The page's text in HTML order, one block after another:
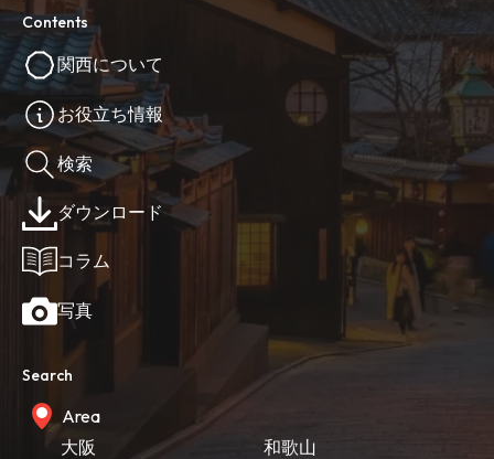
Contents
関西について
お役立ち情報
検索
ダウンロード
コラム
写真
Search
Area
大阪
和歌山